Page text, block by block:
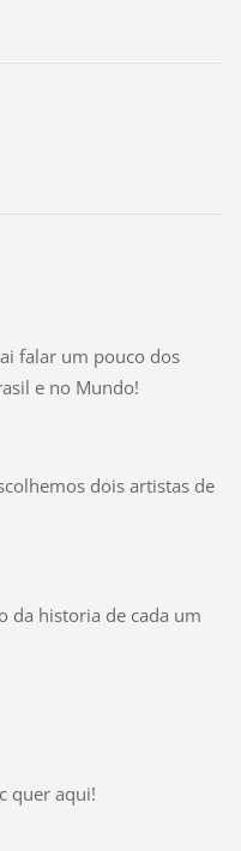
falar um pouco dos
e no Mundo!
dois artistas de
da historia de cada um
quer aqui!